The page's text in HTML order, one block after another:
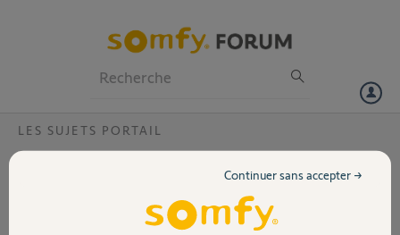
Volet
LES SUJETS PORTAIL
Bonjour, le moteur ne fonctionne plus .après avoir disjoncté et le
courant remis le moteur a fonctionné sur batterie et depuis plus.
Continuer sans accepter →